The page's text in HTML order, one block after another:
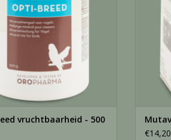
g zachtvoer.
1% uit dit aanvullend diervoeder
(klein formaat) per 100 g Orlux
(groot formaat) per 500 g Orlux
vruchtbaarheid - 500
€14,20